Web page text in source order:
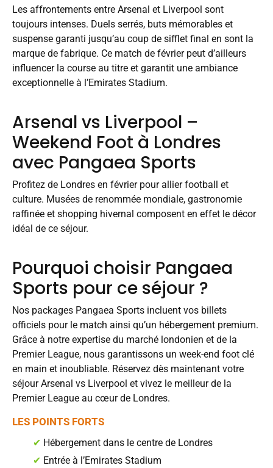
Les affrontements entre Arsenal et Liverpool sont
toujours intenses. Duels serrés, buts mémorables et
suspense garanti jusqu’au coup de sifflet final en sont la
marque de fabrique. Ce match de février peut d’ailleurs
influencer la course au titre et garantit une ambiance
exceptionnelle à l’Emirates Stadium.
Arsenal vs Liverpool –
Weekend Foot à Londres
avec Pangaea Sports
Profitez de Londres en février pour allier football et
culture. Musées de renommée mondiale, gastronomie
raffinée et shopping hivernal composent en effet le décor
idéal de ce séjour.
Pourquoi choisir Pangaea
Sports pour ce séjour ?
Nos packages Pangaea Sports incluent vos billets
officiels pour le match ainsi qu’un hébergement premium.
Grâce à notre expertise du marché londonien et de la
Premier League, nous garantissons un week-end foot clé
en main et inoubliable. Réservez dès maintenant votre
séjour Arsenal vs Liverpool et vivez le meilleur de la
Premier League au cœur de Londres.
LES POINTS FORTS
✔ Hébergement dans le centre de Londres
✔ Entrée à l’Emirates Stadium